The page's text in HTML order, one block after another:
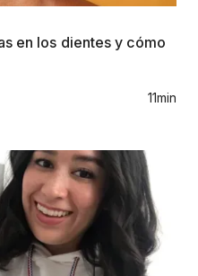
en los dientes y cómo
11min